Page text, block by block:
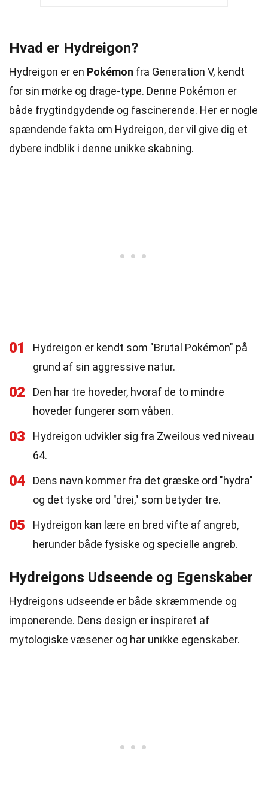
Hvad er Hydreigon?
Hydreigon er en Pokémon fra Generation V, kendt
for sin mørke og drage-type. Denne Pokémon er
både frygtindgydende og fascinerende. Her er nogle
spændende fakta om Hydreigon, der vil give dig et
dybere indblik i denne unikke skabning.
01
Hydreigon er kendt som "Brutal Pokémon" på
grund af sin aggressive natur.
02
Den har tre hoveder, hvoraf de to mindre
hoveder fungerer som våben.
03
Hydreigon udvikler sig fra Zweilous ved niveau
64.
04
Dens navn kommer fra det græske ord "hydra"
og det tyske ord "drei," som betyder tre.
05
Hydreigon kan lære en bred vifte af angreb,
herunder både fysiske og specielle angreb.
Hydreigons Udseende og Egenskaber
Hydreigons udseende er både skræmmende og
imponerende. Dens design er inspireret af
mytologiske væsener og har unikke egenskaber.